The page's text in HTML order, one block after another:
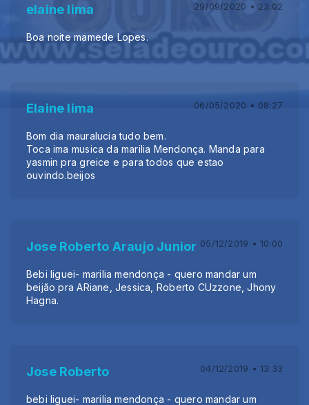
elaine lima 29/09/2020 • 23:02
Boa noite mamede Lopes.
Elaine lima 06/05/2020 • 08:27
Bom dia mauralucia tudo bem.
Toca ima musica da marilia Mendonça. Manda para
yasmin pra greice e para todos que estao
ouvindo.beijos
Jose Roberto Araujo Junior 05/12/2019 • 10:00
Bebi liguei- marilia mendonça - quero mandar um
beijão pra ARiane, Jessica, Roberto CUzzone, Jhony
Hagna.
Jose Roberto 04/12/2019 • 13:33
bebi liguei- marilia mendonça - quero mandar um